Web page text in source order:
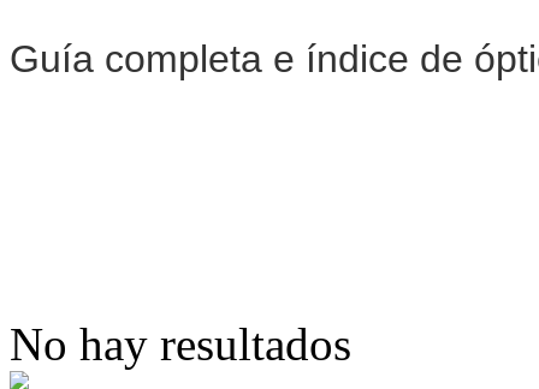
Guía completa e índice de
No hay resultados